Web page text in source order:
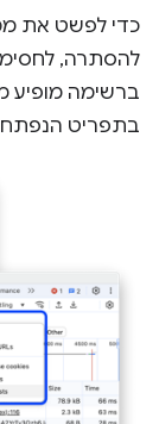
כדי לפשט את
להסתרה,
ברשימה מופיע
בתפריט